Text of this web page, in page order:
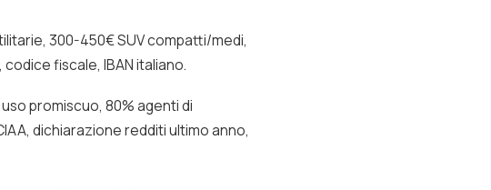
300-450€ SUV compatti/medi,
fiscale, IBAN italiano.
promiscuo, 80% agenti di
dichiarazione redditi ultimo anno,